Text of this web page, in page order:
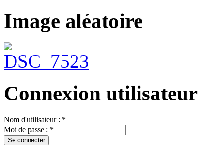
Image aléatoire
Connexion utilisateur
Nom d'utilisateur : *
Mot de passe : *